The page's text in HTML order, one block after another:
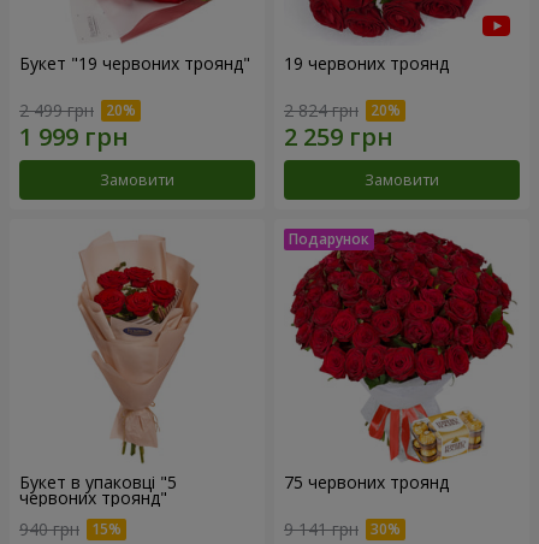
Букет "19 червоних троянд"
2 499 грн
Замовити
19 червоних троянд
2 824 грн
Замовити
Букет в упаковці "5
червоних троянд"
940 грн
75 червоних троянд
9 141 грн